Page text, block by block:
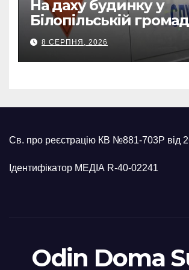
На даху будинку у
Білопільській
знайшли 120-мм міну
8 СЕРПНЯ, 2026
Св. про реєстрацію КВ №881-703Р від
Ідентифікатор МЕДІА R-40-02241
Odin Doma